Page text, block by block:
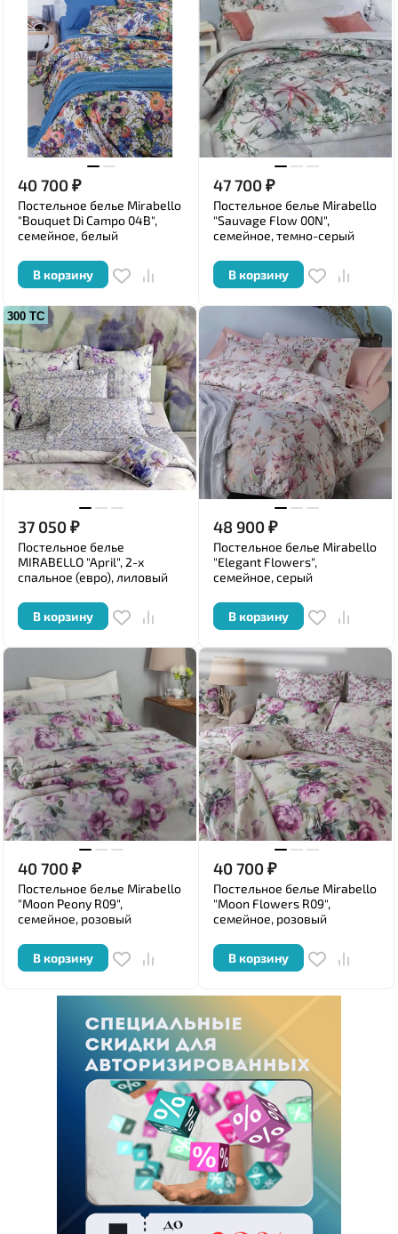
40 700₽
Постельное белье Mirabello
"Bouquet Di Campo 04B",
семейное, белый
В корзину
47 700₽
Постельное белье Mirabello
"Sauvage Flow 00N",
семейное, темно-серый
В корзину
300 ТС
37 050₽
Постельное белье
MIRABELLO "April", 2-х
спальное (евро), лиловый
В корзину
48 900₽
Постельное белье Mirabello
"Elegant Flowers",
семейное, серый
В корзину
40 700₽
Постельное белье Mirabello
"Moon Peony R09",
семейное, розовый
В корзину
40 700₽
Постельное белье Mirabello
"Moon Flowers R09",
семейное, розовый
В корзину